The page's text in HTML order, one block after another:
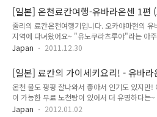
욕 무료노천탕, 오카야마현, 일본 세토우치, 유노
칸) 일본에서 가장 오래된..
코니신사,다이칸지 (히로시마 세토우치 여행기)
치 다른 지역 이야기입니다. 일본에서 가장 오래
마 '도고온천본관' 온천여행기 (세토우치 에히메
[일본] 마츠야마 여행기- 봇짱열차, 카라쿠리 봇
족욕탕! (에히메현 세토우치 여행) [일본] 온천료
칸) [일본] 료칸의 가이세키요리! - 유바라온센 2
료노천탕, 오카야마현,..
[일본] 온천료칸여행-유바라온센 1편
현, 일본 세토우치 여행, 유노쿠라츠
줄리의 료칸온천여행기입니다. 오카야마현의 유
지역에 다녀왔어요~ "유노쿠라츠루야"라는 아
머물다 왔습니다. 1편에서는 료칸의 시설과 온천
료칸의 가이세키요리! - 유바라온센 2편 (남녀혼
오카야마현, 일본 세토우치, 유노쿠라츠루야 료칸
여행기는 아래 링크에서 확인해주세요.^^ 일본에
온천! 마츠야마 '도고온천본관' 온천여행기 (세
마츠야마) [일본] 마츠야마 여행기- 봇짱열차, 카
Japan 2011.12.30
[일본] 료칸의 가이세키요리! - 유바라
(남녀혼욕 무료노천탕, 오카야마현,
치, 유노쿠라츠루야 료칸)
온천 물도 펑펑 잘나와서 좋아서 인기도 있지만!
이 가능한 무료 노천탕이 있어서 더 유명하다는
"유바라온센"여행기입니다. 2편은 가이세키요리
Japan 2012.01.02